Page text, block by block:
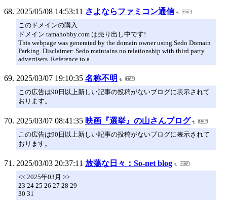
2025/05/08 14:53:11 さよならファミコン通信
このドメインの購入
ドメイン tamahobby.com は売り出し中です!
This webpage was generated by the domain owner using Sedo Domain
Parking. Disclaimer: Sedo maintains no relationship with third party
advertisers. Reference to a
2025/03/07 19:10:35 名称不明
この広告は90日以上新しい記事の投稿がないブログに表示されて
おります。
2025/03/07 08:41:35 映画『選挙』の山さんブログ
この広告は90日以上新しい記事の投稿がないブログに表示されて
おります。
2025/03/03 20:37:11 放蕩な日々：So-net blog
<< 2025年03月 >>
23 24 25 26 27 28 29
30 31